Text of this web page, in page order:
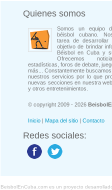
Quienes somos
Somos un equipo
béisbol cubano.
tarea de
objetivo de brindar
Béisbol en Cuba y
Ofrecemos
estadísticas, foros de debate,
más... Constantemente
nuestros servicios por lo que
nuevas secciones en nuestra
y otros entretenimientos.
© copyright 2009 - 2026
Inicio | Mapa del sitio | Contacto
Redes sociales:
BeisbolEnCuba.com es un proyecto